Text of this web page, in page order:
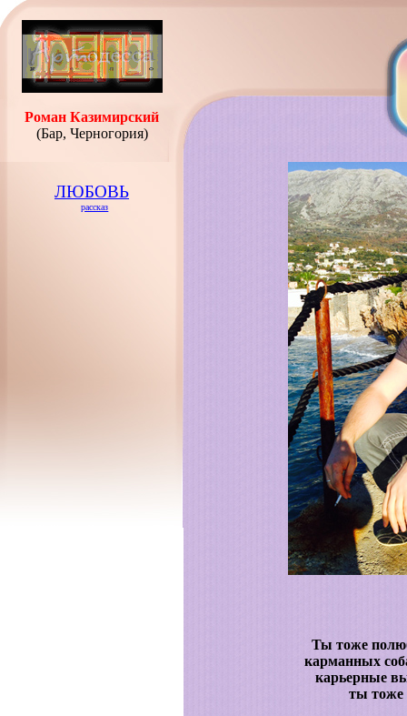
Роман Казимирский
(Бар, Черногория)
ЛЮБОВЬ
рассказ
Ты тоже
карманных
карьерные
ты